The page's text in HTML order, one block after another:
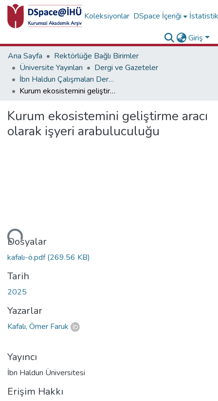
Koleksiyonlar DSpace İçeriği
Giriş
Ana Sayfa
Rektörlüğe Bağlı Birimler
Üniversite Yayınları
Dergi ve Gazeteler
İbn Haldun Çalışmaları Dergisi Koleksiyonu
Kurum ekosistemini geliştirme aracı olarak işyeri arabuluculuğu
Kurum ekosistemini geliştirme aracı
olarak işyeri arabuluculuğu
Dosyalar
kafalı-ö.pdf(269.56 KB)
Tarih
2025
Yazarlar
Kafalı, Ömer Faruk
Yayıncı
İbn Haldun Üniversitesi
Erişim Hakkı